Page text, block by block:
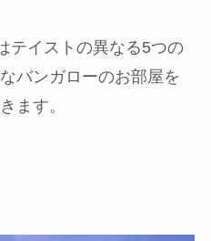
テイストの異なる5つの
バンガローのお部屋を
ます。